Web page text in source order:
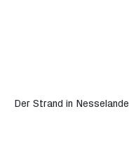
Der Strand in Nesselande